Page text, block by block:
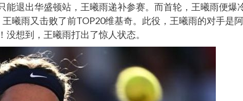
能退出华盛顿站，王曦雨递补参赛。而首轮，王曦雨便爆
曦雨又击败了前TOP20维基奇。此役，王曦雨的对手是阿
想到，王曦雨打出了惊人状态。